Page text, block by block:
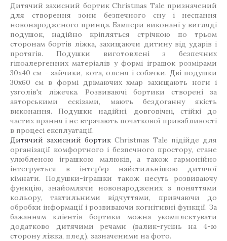
Дитячий захисний бортик Christmas Тale призначений
для створення зони безпечного сну і неспання
новонародженого принца. Бампери виконані у вигляді
подушок, надійно кріпляться стрічкою по трьом
сторонам бортів ліжка, захищаючи дитину від ударів і
протягів. Подушки виготовлені з безпечних
гіпоалергенних матеріалів у формі іграшок розмірами
30х40 см - зайчики, кота, оленя і собачки. Дві подушки
30х60 см в формі дрімаючих хмар захищають ноги і
узголів'я ліжечка. Розвиваючі бортики створені за
авторськими ескізами, мають бездоганну якість
виконання. Подушки надійні, довговічні, стійкі до
частих прання і не втрачають початкової привабливості
в процесі експлуатації.
Дитячий захисний бортик Christmas Тale підійде для
організації комфортного і безпечного простору, стане
улюбленою іграшкою малюків, а також гармонійно
інтегрується в інтер'єр найстильнішою дитячої
кімнати. Подушки-іграшки також несуть розвиваючу
функцію, знайомлячи новонароджених з поняттями
кольору, тактильними відчуттями, привчаючи до
обробки інформації і розвиваючи когнітивні функції. За
бажанням клієнтів бортики можна укомплектувати
додатково дитячими речами (валик-гусінь на 4-ю
сторону ліжка, плед), зазначеними на фото.